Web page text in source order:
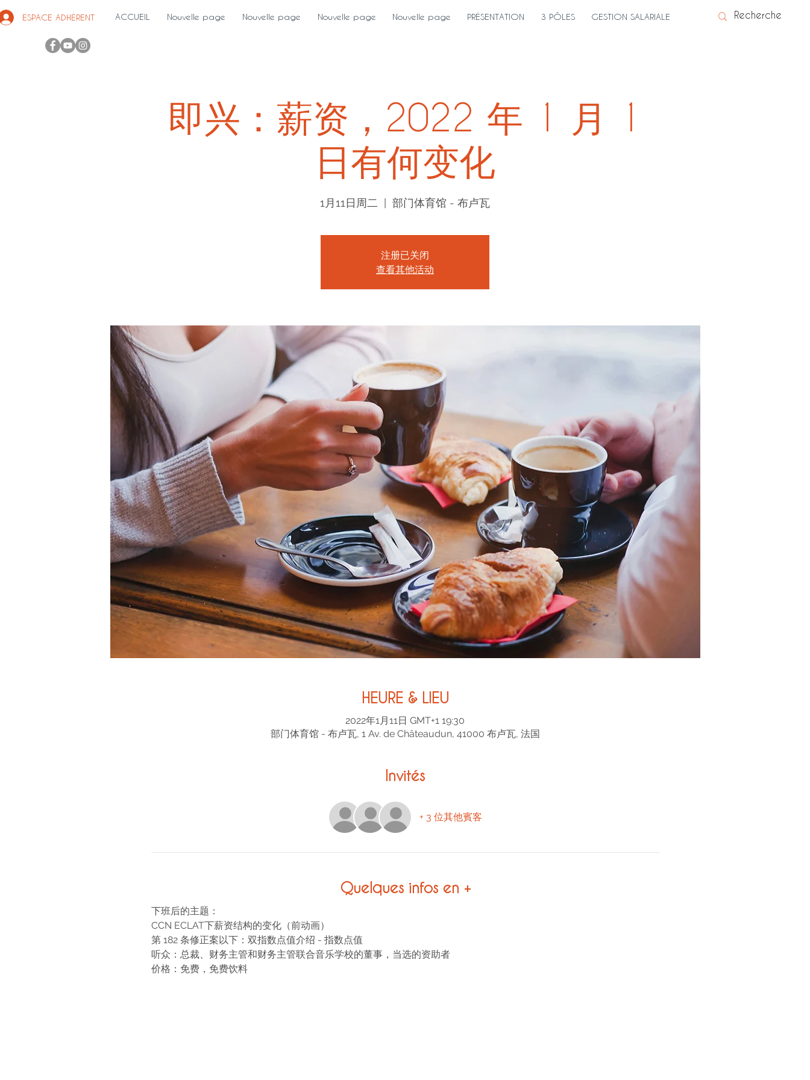
ESPACE ADHÉRENT ACCUEIL Nouvelle page Nouvelle page Nouvelle page Nouvelle page PRÉSENTATION 3 PÔLES GESTION SALARIALE
即兴：薪资，2022 年 1 月 1
日有何变化
1月11日周二 部门体育馆 - 布卢瓦
注册已关闭
查看其他活动
HEURE & LIEU
2022年1月11日 GMT+1 19:30
部门体育馆 - 布卢瓦, 1 Av. de Châteaudun, 41000 布卢瓦, 法国
Invités
+ 3 位其他賓客
Quelques infos en +
下班后的主题：
CCN ECLAT下薪资结构的变化（前动画）
第 182 条修正案以下：双指数点值介绍 - 指数点值
听众：总裁、财务主管和财务主管联合音乐学校的董事，当选的资助者
价格：免费，免费饮料